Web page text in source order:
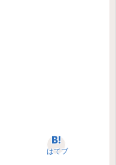
はてブ